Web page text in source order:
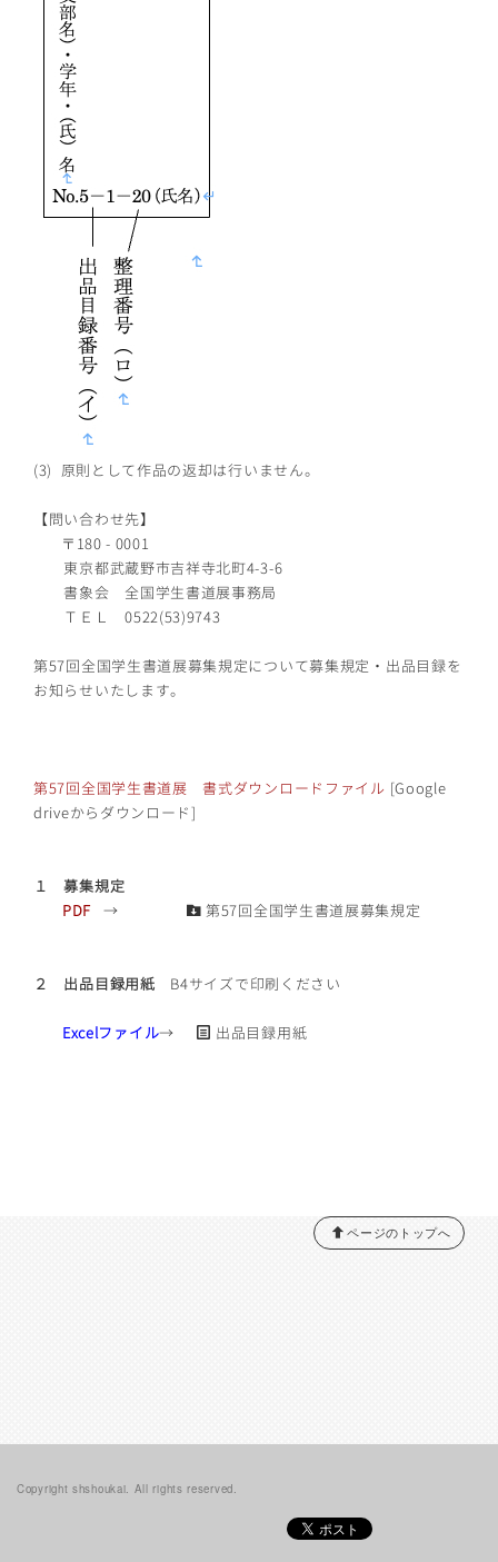
(3) 原則として作品の返却は行いません。
【問い合わせ先】
〒180 - 0001
東京都武蔵野市吉祥寺北町4-3-6
書象会 全国学生書道展事務局
ＴＥＬ 0522(53)9743
第57回全国学生書道展募集規定について募集規定・出品目録を
お知らせいたします。
第57回全国学生書道展 書式ダウンロードファイル [Google
driveからダウンロード]
１ 募集規定
PDF → 第57回全国学生書道展募集規定
２ 出品目録用紙 B4サイズで印刷ください
Excelファイル→ 出品目録用紙
ページのトップへ
Copyright shshoukai. All rights reserved.